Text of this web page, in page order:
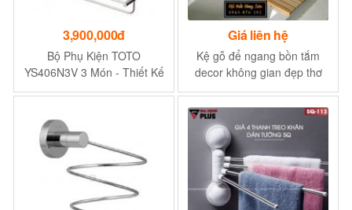
3,900,000đ
Bộ Phụ Kiện TOTO
YS406N3V 3 Món - Thiết Kế
Tinh Tế, Chất Lượng Cao
Giá liên hệ
Kệ gỗ để ngang bồn tắm
decor không gian đẹp thơ
mộng KG83